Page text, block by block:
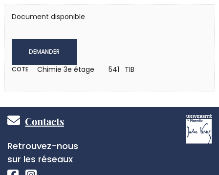
Document disponible
DEMANDER
COTE Chimie 3e étage 541 TIB
Pied
de
page
Contacts
Réseaux
sociaux
Retrouvez-nous
sur les réseaux